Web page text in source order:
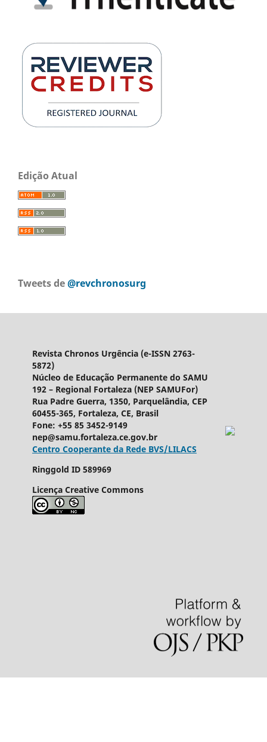
Edição Atual
Tweets de@revchronosurg
Revista Chronos Urgência (e-ISSN 2763-
5872)
Núcleo de Educação Permanente do SAMU
192 – Regional Fortaleza (NEP SAMUFor)
Rua Padre Guerra, 1350, Parquelândia, CEP
60455-365, Fortaleza, CE, Brasil
Fone: +55 85 3452-9149
nep@samu.fortaleza.ce.gov.br
Centro Cooperante da Rede BVS/LILACS
Ringgold ID 589969
Licença Creative Commons